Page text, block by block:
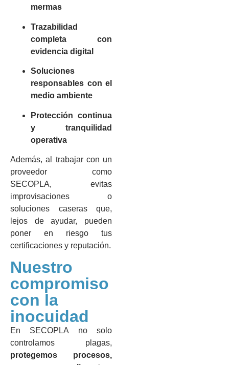
mermas
Trazabilidad
completa con
evidencia digital
Soluciones
responsables con el
medio ambiente
Protección continua
y tranquilidad
operativa
Además, al trabajar con un
proveedor como
SECOPLA, evitas
improvisaciones o
soluciones caseras que,
lejos de ayudar, pueden
poner en riesgo tus
certificaciones y reputación.
Nuestro
compromiso
con la
inocuidad
En SECOPLA no solo
controlamos plagas,
protegemos procesos,